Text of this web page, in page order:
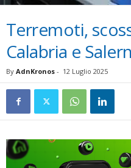
Terremoti,
Calabria e
By AdnKronos - 12 Luglio 2025